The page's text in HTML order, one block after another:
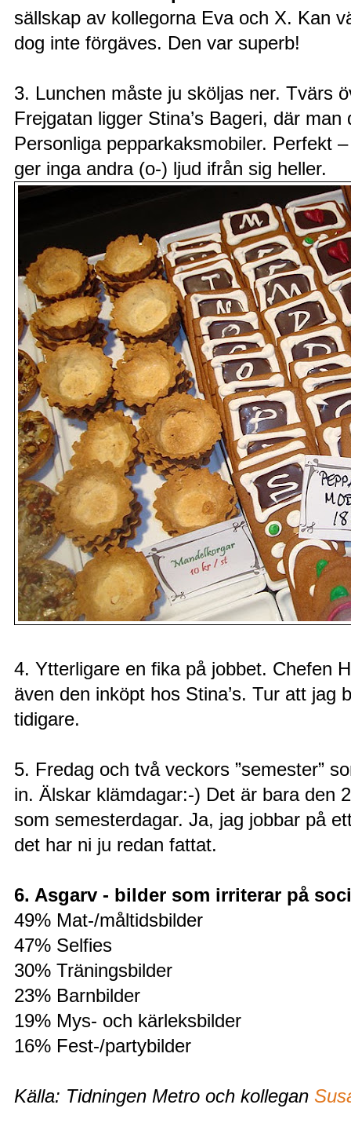
sällskap av kollegorna Eva och X. Kan
dog inte förgäves. Den var superb!
3. Lunchen måste ju sköljas ner. Tvärs
Frejgatan ligger Stina’s Bageri, där
Personliga pepparkaksmobiler. Perfekt
ger inga andra (o-) ljud ifrån sig heller.
4. Ytterligare en fika på jobbet. Chefen
även den inköpt hos Stina’s. Tur att jag
tidigare.
5. Fredag och två veckors ”semester”
in. Älskar klämdagar:-) Det är bara den
som semesterdagar. Ja, jag jobbar på
det har ni ju redan fattat.
6. Asgarv - bilder som irriterar på
49% Mat-/måltidsbilder
47% Selfies
30% Träningsbilder
23% Barnbilder
19% Mys- och kärleksbilder
16% Fest-/partybilder
Källa: Tidningen Metro och kollegan